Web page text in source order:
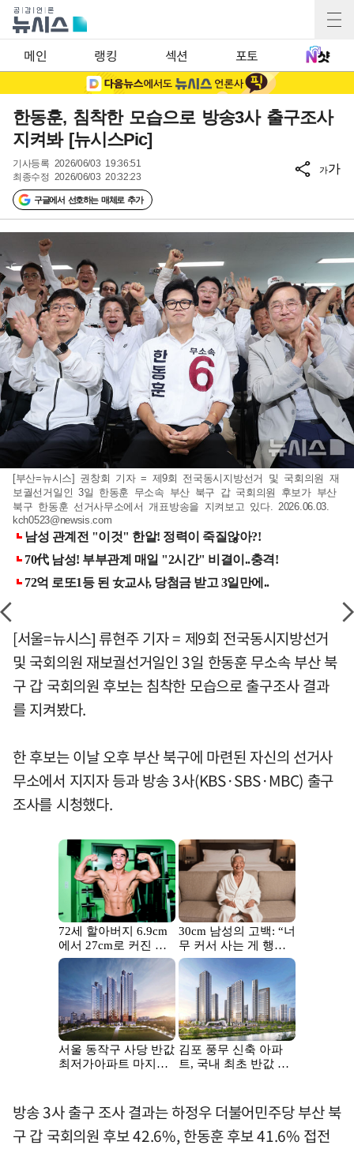
메인 랭킹 섹션 포토
한동훈, 침착한 모습으로 방송3사 출구조사
지켜봐 [뉴시스Pic]
기사등록 2026/06/03 19:36:51
최종수정 2026/06/03 20:32:23
구글에서 선호하는 매체로 추가
가가
[부산=뉴시스] 권창회 기자 = 제9회 전국동시지방선거 및 국회의원 재
보궐선거일인 3일 한동훈 무소속 부산 북구 갑 국회의원 후보가 부산
북구 한동훈 선거사무소에서 개표방송을 지켜보고 있다. 2026.06.03.
kch0523@newsis.com
[서울=뉴시스] 류현주 기자 = 제9회 전국동시지방선거
및 국회의원 재보궐선거일인 3일 한동훈 무소속 부산 북
구 갑 국회의원 후보는 침착한 모습으로 출구조사 결과
를 지켜봤다.
한 후보는 이날 오후 부산 북구에 마련된 자신의 선거사
무소에서 지지자 등과 방송 3사(KBS·SBS·MBC) 출구
조사를 시청했다.
방송 3사 출구 조사 결과는 하정우 더불어민주당 부산 북
구 갑 국회의원 후보 42.6%, 한동훈 후보 41.6% 접전